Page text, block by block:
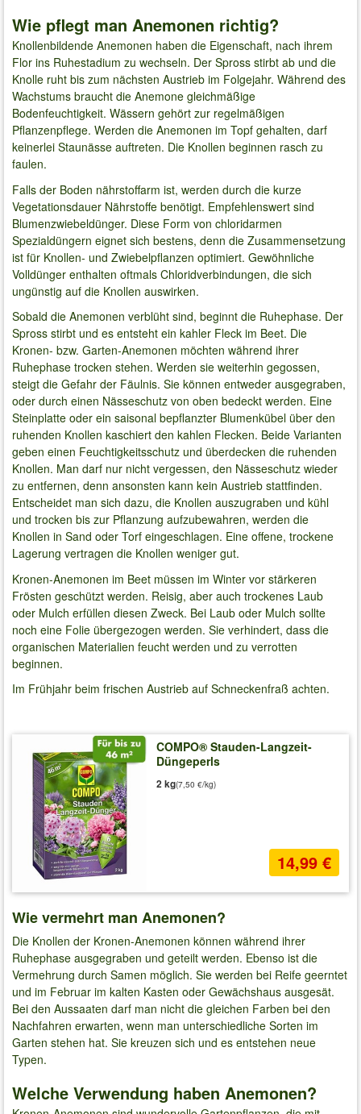
Wie pflegt man Anemonen richtig?
Knollenbildende Anemonen haben die Eigenschaft, nach ihrem
Flor ins Ruhestadium zu wechseln. Der Spross stirbt ab und die
Knolle ruht bis zum nächsten Austrieb im Folgejahr. Während des
Wachstums braucht die Anemone gleichmäßige
Bodenfeuchtigkeit. Wässern gehört zur regelmäßigen
Pflanzenpflege. Werden die Anemonen im Topf gehalten, darf
keinerlei Staunässe auftreten. Die Knollen beginnen rasch zu
faulen.
Falls der Boden nährstoffarm ist, werden durch die kurze
Vegetationsdauer Nährstoffe benötigt. Empfehlenswert sind
Blumenzwiebeldünger. Diese Form von chloridarmen
Spezialdüngern eignet sich bestens, denn die Zusammensetzung
ist für Knollen- und Zwiebelpflanzen optimiert. Gewöhnliche
Volldünger enthalten oftmals Chloridverbindungen, die sich
ungünstig auf die Knollen auswirken.
Sobald die Anemonen verblüht sind, beginnt die Ruhephase. Der
Spross stirbt und es entsteht ein kahler Fleck im Beet. Die
Kronen- bzw. Garten-Anemonen möchten während ihrer
Ruhephase trocken stehen. Werden sie weiterhin gegossen,
steigt die Gefahr der Fäulnis. Sie können entweder ausgegraben,
oder durch einen Nässeschutz von oben bedeckt werden. Eine
Steinplatte oder ein saisonal bepflanzter Blumenkübel über den
ruhenden Knollen kaschiert den kahlen Flecken. Beide Varianten
geben einen Feuchtigkeitsschutz und überdecken die ruhenden
Knollen. Man darf nur nicht vergessen, den Nässeschutz wieder
zu entfernen, denn ansonsten kann kein Austrieb stattfinden.
Entscheidet man sich dazu, die Knollen auszugraben und kühl
und trocken bis zur Pflanzung aufzubewahren, werden die
Knollen in Sand oder Torf eingeschlagen. Eine offene, trockene
Lagerung vertragen die Knollen weniger gut.
Kronen-Anemonen im Beet müssen im Winter vor stärkeren
Frösten geschützt werden. Reisig, aber auch trockenes Laub
oder Mulch erfüllen diesen Zweck. Bei Laub oder Mulch sollte
noch eine Folie übergezogen werden. Sie verhindert, dass die
organischen Materialien feucht werden und zu verrotten
beginnen.
Im Frühjahr beim frischen Austrieb auf Schneckenfraß achten.
COMPO® Stauden-Langzeit-
Düngeperls
2 kg
14,99 €
(7,50 €/kg)
Wie vermehrt man Anemonen?
Die Knollen der Kronen-Anemonen können während ihrer
Ruhephase ausgegraben und geteilt werden. Ebenso ist die
Vermehrung durch Samen möglich. Sie werden bei Reife geerntet
und im Februar im kalten Kasten oder Gewächshaus ausgesät.
Bei den Aussaaten darf man nicht die gleichen Farben bei den
Nachfahren erwarten, wenn man unterschiedliche Sorten im
Garten stehen hat. Sie kreuzen sich und es entstehen neue
Typen.
Welche Verwendung haben Anemonen?